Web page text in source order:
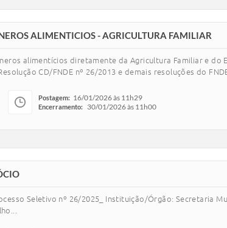
ALIMENTICIOS - AGRICULTURA FAMILIAR
alimentícios diretamente da Agricultura Familiar e
CD/FNDE nº 26/2013 e demais resoluções do
Postagem: 16/01/2026 às 11h29
Encerramento: 30/01/2026 às 11h00
Processo Seletivo nº 26/2025_ Instituição/Órgão: